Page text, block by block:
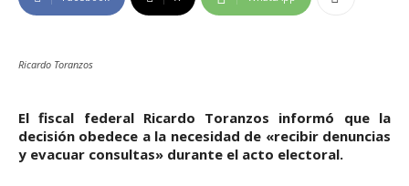
Ricardo Toranzos
El fiscal federal Ricardo Toranzos informó que la
decisión obedece a la necesidad de «recibir denuncias
y evacuar consultas» durante el acto electoral.